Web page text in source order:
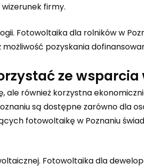
firmy.
Fotowoltaika dla rolników w
pozyskania
ze wsparcia
ale również korzystna
są dostępne zarówno dla
fotowoltaikę w Poznaniu
Fotowoltaika dla